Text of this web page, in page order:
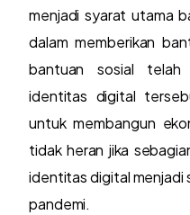
menjadi syarat utama
dalam memberikan
bantuan sosial telah
identitas digital
untuk membangun
tidak heran jika
identitas digital menjadi
pandemi.